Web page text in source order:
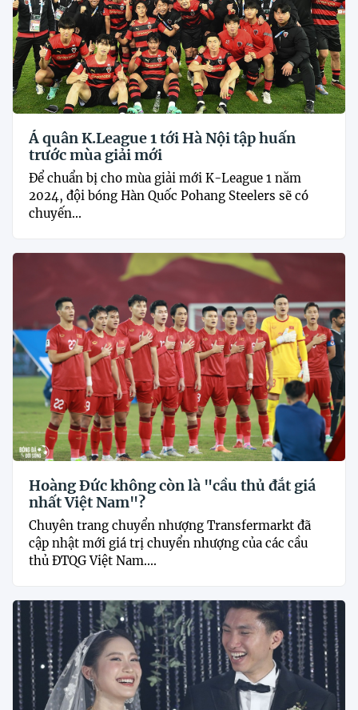
Á quân K.League 1 tới Hà Nội tập huấn
trước mùa giải mới
Để chuẩn bị cho mùa giải mới K-League 1 năm
2024, đội bóng Hàn Quốc Pohang Steelers sẽ có
chuyến...
Hoàng Đức không còn là "cầu thủ đắt giá
nhất Việt Nam"?
Chuyên trang chuyển nhượng Transfermarkt đã
cập nhật mới giá trị chuyển nhượng của các cầu
thủ ĐTQG Việt Nam....